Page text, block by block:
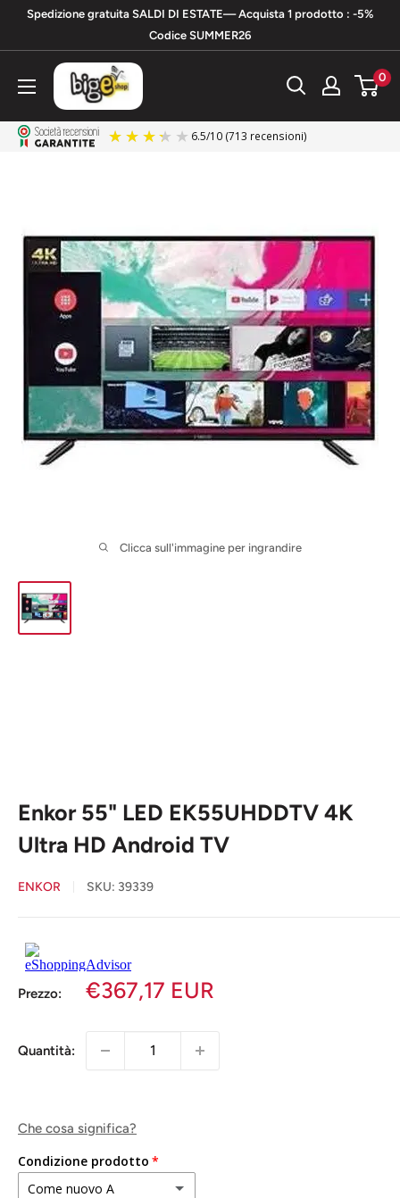
contenuto
Spedizione gratuita SALDI DI ESTATE— Acquista 1 prodotto : -5%
Codice SUMMER26
bigeshop 0
Clicca sull'immagine per ingrandire
Enkor 55" LED EK55UHDDTV 4K
Ultra HD Android TV
ENKOR SKU: 39339
Prezzo: €367,17 EUR
Quantità:
Che cosa significa?
Condizione prodotto
Come nuovo A